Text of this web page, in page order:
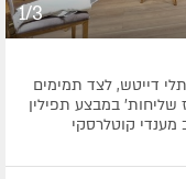
1/3
דייטש, לצד תמימים
'מרכז שליחות' במבצע תפילין
קוטלרסקי